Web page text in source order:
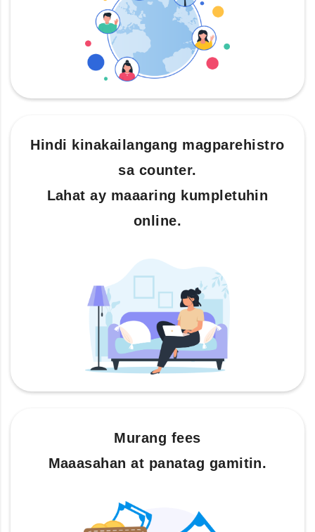
Hindi kinakailangang magparehistro
sa counter.
Lahat ay maaaring kumpletuhin
online.
Murang fees
Maaasahan at panatag gamitin.